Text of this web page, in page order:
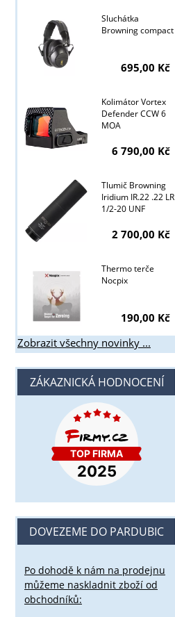
Sluchátka
Browning compact
695,00 Kč
Kolimátor Vortex
Defender CCW 6
MOA
6 790,00 Kč
Tlumič Browning
Iridium IR.22 .22 LR
1/2-20 UNF
2 700,00 Kč
Thermo terče
Nocpix
190,00 Kč
Zobrazit všechny novinky ...
ZÁKAZNICKÁ HODNOCENÍ
DOVEZEME DO PARDUBIC
Po dohodě k nám na prodejnu
můžeme naskladnit zboží od
obchodníků: